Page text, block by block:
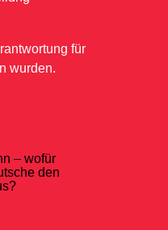
für
wurden.
– wofür
den